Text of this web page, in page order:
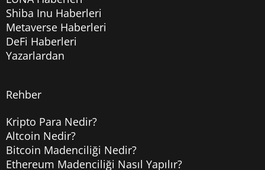
Shiba Inu Haberleri
Metaverse Haberleri
DeFi Haberleri
Yazarlardan
Rehber
Kripto Para Nedir?
Altcoin Nedir?
Bitcoin Madenciliği Nedir?
Ethereum Madenciliği Nasıl Yapılır?